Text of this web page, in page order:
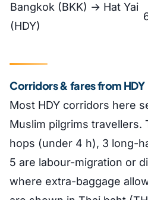
Bangkok (BKK) → Hat Yai
(HDY)
Corridors & fares from HDY
Most HDY corridors here
Muslim pilgrims travellers.
hops (under 4 h), 3 long-
5 are labour-migration or
where extra-baggage